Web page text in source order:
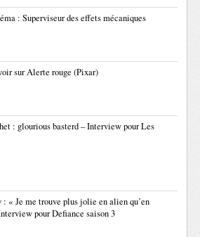
: Superviseur des effets mécaniques
sur Alerte rouge (Pixar)
: glourious basterd – Interview pour Les
« Je me trouve plus jolie en alien qu’en
pour Defiance saison 3